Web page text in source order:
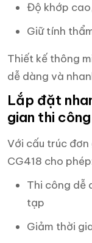
Độ khớp
Giữ tính
Thiết kế thông
dễ dàng và
Lắp đặt
gian thi công
Với cấu trúc đơn
CG418 cho
Thi công dễ
tạp
Giảm thời